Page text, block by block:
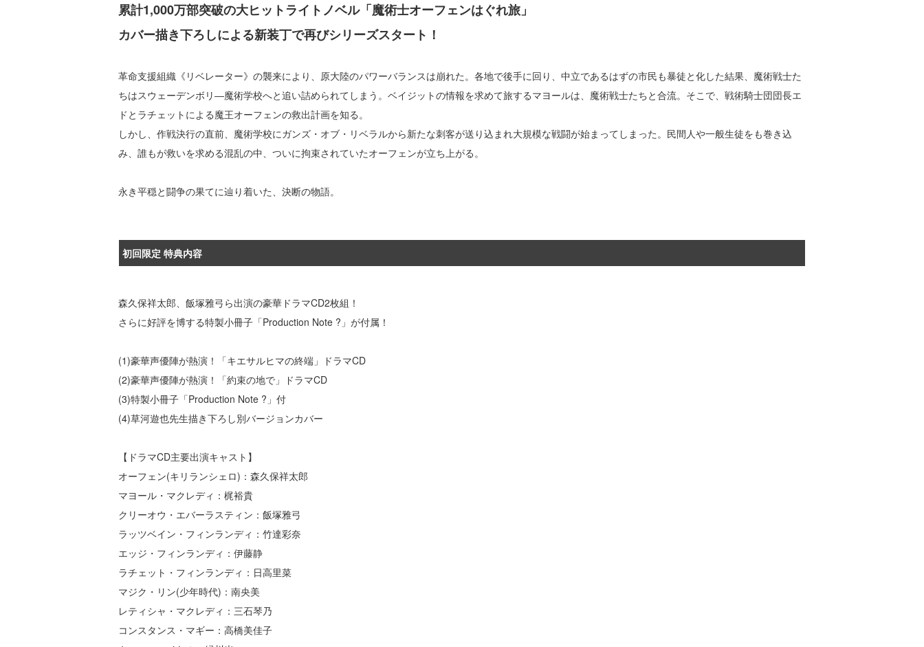
累計1,000万部突破の大ヒットライトノベル「魔術士オーフェンはぐれ旅」
カバー描き下ろしによる新装丁で再びシリーズスタート！
革命支援組織《リベレーター》の襲来により、原大陸のパワーバランスは崩れた。各地で後手に回り、中立であるはずの市民も暴徒と化した結果、魔術戦士た
ちはスウェーデンボリ―魔術学校へと追い詰められてしまう。ベイジットの情報を求めて旅するマヨールは、魔術戦士たちと合流。そこで、戦術騎士団団長エ
ドとラチェットによる魔王オーフェンの救出計画を知る。
しかし、作戦決行の直前、魔術学校にガンズ・オブ・リベラルから新たな刺客が送り込まれ大規模な戦闘が始まってしまった。民間人や一般生徒をも巻き込
み、誰もが救いを求める混乱の中、ついに拘束されていたオーフェンが立ち上がる。
永き平穏と闘争の果てに辿り着いた、決断の物語。
初回限定 特典内容
森久保祥太郎、飯塚雅弓ら出演の豪華ドラマCD2枚組！
さらに好評を博する特製小冊子「Production Note ?」が付属！
(1)豪華声優陣が熱演！「キエサルヒマの終端」ドラマCD
(2)豪華声優陣が熱演！「約束の地で」ドラマCD
(3)特製小冊子「Production Note ?」付
(4)草河遊也先生描き下ろし別バージョンカバー
【ドラマCD主要出演キャスト】
オーフェン(キリランシェロ)：森久保祥太郎
マヨール・マクレディ：梶裕貴
クリーオウ・エバーラスティン：飯塚雅弓
ラッツベイン・フィンランディ：竹達彩奈
エッジ・フィンランディ：伊藤静
ラチェット・フィンランディ：日高里菜
マジク・リン(少年時代)：南央美
レティシャ・マクレディ：三石琴乃
コンスタンス・マギー：高橋美佳子